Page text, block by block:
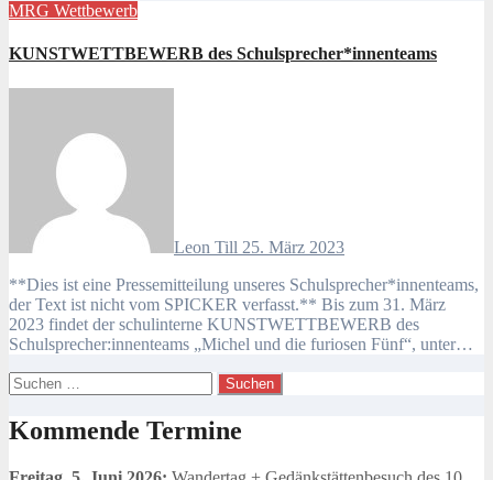
MRG Wettbewerb
KUNSTWETTBEWERB des Schulsprecher*innenteams
Leon Till 25. März 2023
**Dies ist eine Pressemitteilung unseres Schulsprecher*innenteams,
der Text ist nicht vom SPICKER verfasst.** Bis zum 31. März
2023 findet der schulinterne KUNSTWETTBEWERB des
Schulsprecher:innenteams „Michel und die furiosen Fünf“, unter…
Suchen
nach:
Kommende Termine